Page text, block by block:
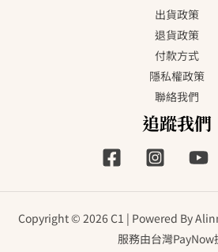
出貨政策
退貨政策
付款方式
隱私權政策
聯絡我們
追蹤我們
Copyright © 2026 C1 | Powered By
服務由台灣PayNow